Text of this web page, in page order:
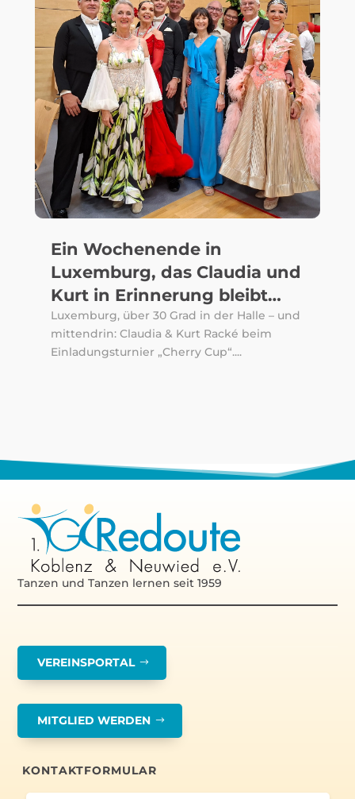
Ein Wochenende in
Luxemburg, das Claudia und
Kurt in Erinnerung bleibt…
Luxemburg, über 30 Grad in der Halle – und
mittendrin: Claudia & Kurt Racké beim
Einladungsturnier „Cherry Cup“....
Tanzen und Tanzen lernen seit 1959
VEREINSPORTAL
MITGLIED WERDEN
KONTAKTFORMULAR